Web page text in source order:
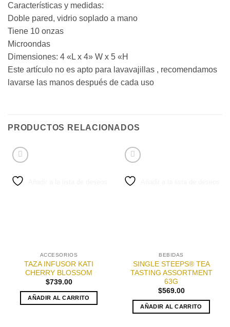
Características y medidas:
Doble pared, vidrio soplado a mano
Tiene 10 onzas
Microondas
Dimensiones: 4 «L x 4» W x 5 «H
Este artículo no es apto para lavavajillas , recomendamos
lavarse las manos después de cada uso
PRODUCTOS RELACIONADOS
ACCESORIOS
TAZA INFUSOR KATI
CHERRY BLOSSOM
$739.00
AÑADIR AL CARRITO
BEBIDAS
SINGLE STEEPS® TEA
TASTING ASSORTMENT
63G
$569.00
AÑADIR AL CARRITO